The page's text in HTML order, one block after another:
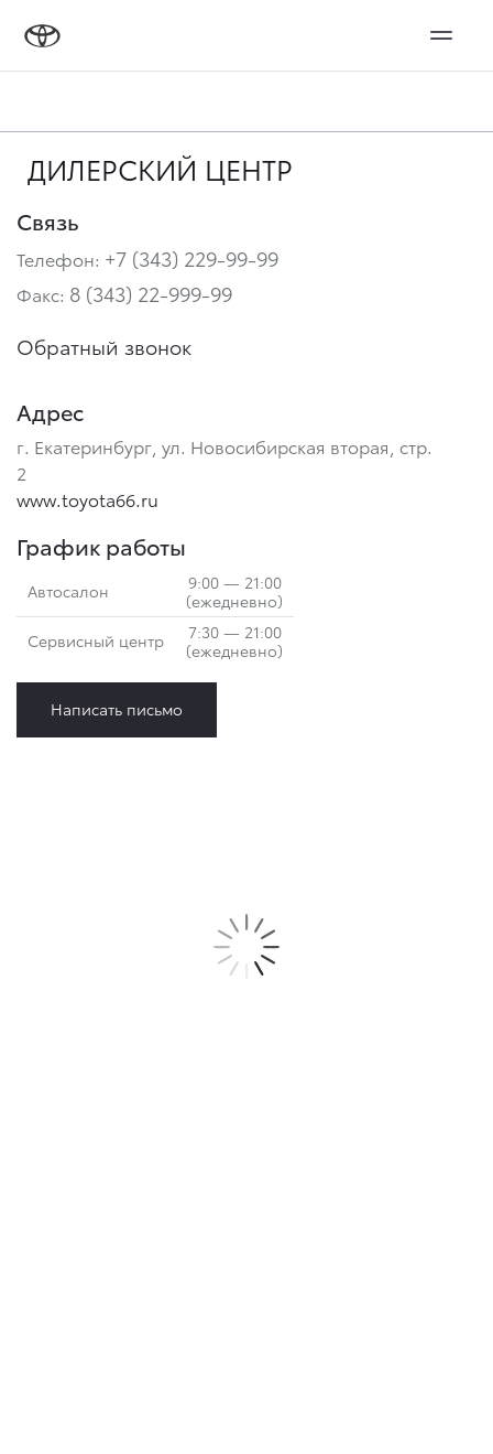
ДИЛЕРСКИЙ ЦЕНТР
Адрес
г. Екатеринбург, ул. Новосибирская вторая, стр.
2
www.toyota66.ru
График работы
Автосалон
9:00 — 21:00
(ежедневно)
Сервисный центр
7:30 — 21:00
(ежедневно)
Связь
Телефон: +7 (343) 229-99-99
Факс: 8 (343) 22-999-99
Обратный звонок
Написать письмо